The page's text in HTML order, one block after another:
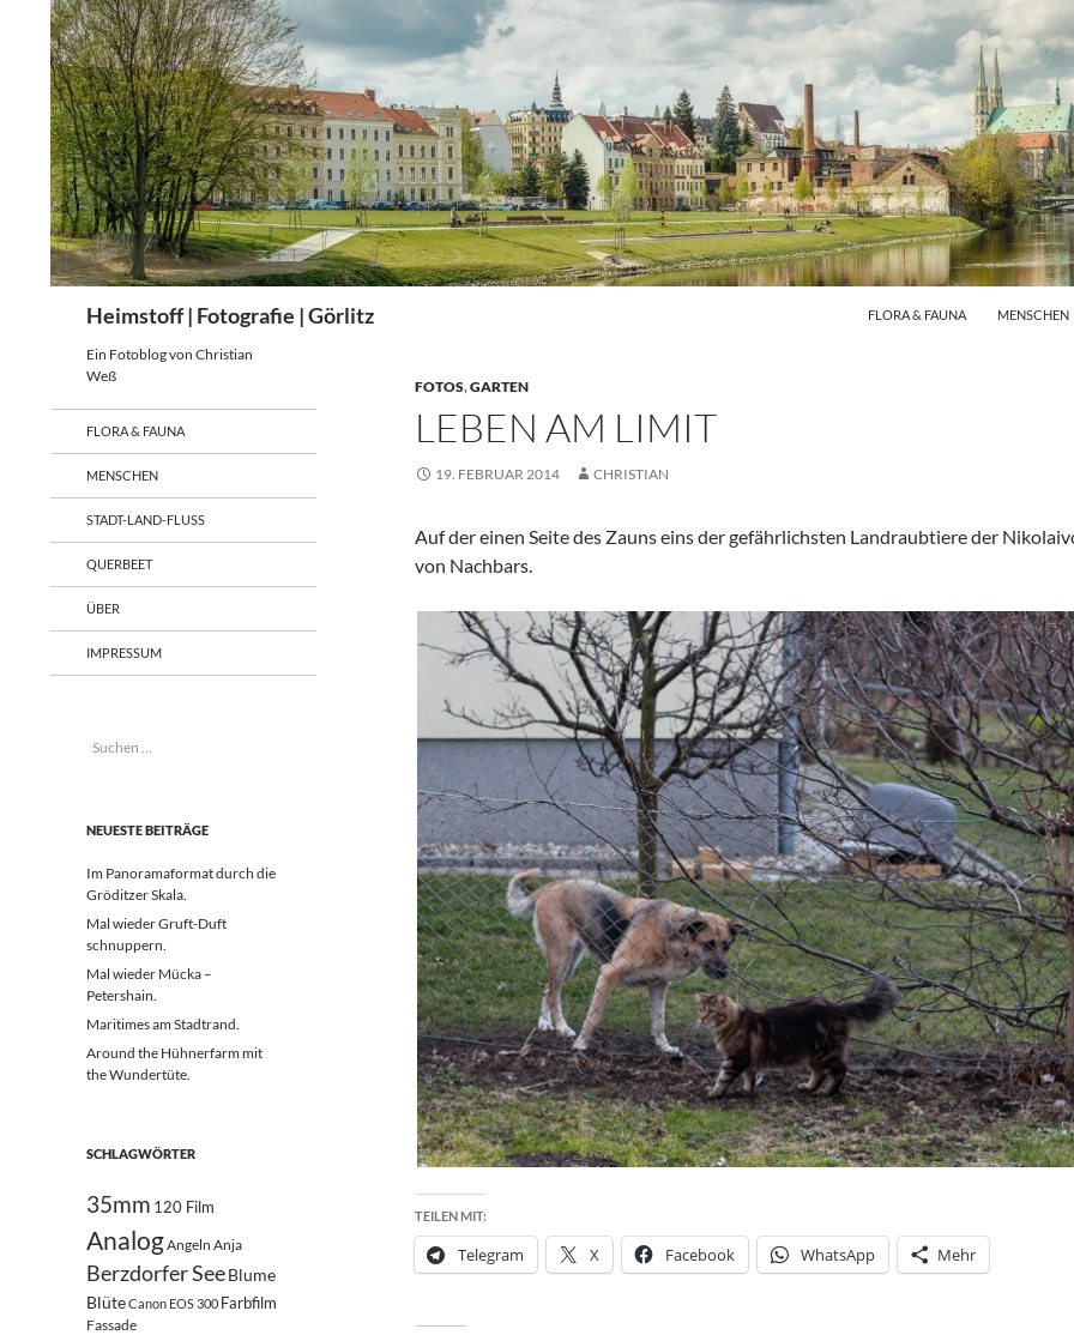
springen
Heimstoff | Fotografie | Görlitz FLORA & FAUNA MENSCHEN
FOTOS,GARTEN
LEBEN AM LIMIT
19. FEBRUAR 2014 CHRISTIAN
Auf der einen Seite des Zauns eins der gefährlichsten Landraubtiere der
von Nachbars.
TEILEN MIT:
Telegram X Facebook WhatsApp Mehr
Ein Fotoblog von Christian
Weß
FLORA & FAUNA
MENSCHEN
STADT-LAND-FLUSS
QUERBEET
ÜBER
IMPRESSUM
Suchen
NEUESTE BEITRÄGE
Im Panoramaformat durch die
Gröditzer Skala.
Mal wieder Gruft-Duft
schnuppern.
Mal wieder Mücka –
Petershain.
Maritimes am Stadtrand.
Around the Hühnerfarm mit
the Wundertüte.
SCHLAGWÖRTER
35mm 120 Film
AnalogAngeln Anja
Berzdorfer SeeBlume
BlüteCanon EOS 300 Farbfilm
Fassade